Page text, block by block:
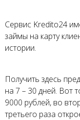
Сервис Kredito24
займы на карту
истории.
Получить здесь
на 7 – 30 дней. Вот
9000 рублей, во
третьего раза